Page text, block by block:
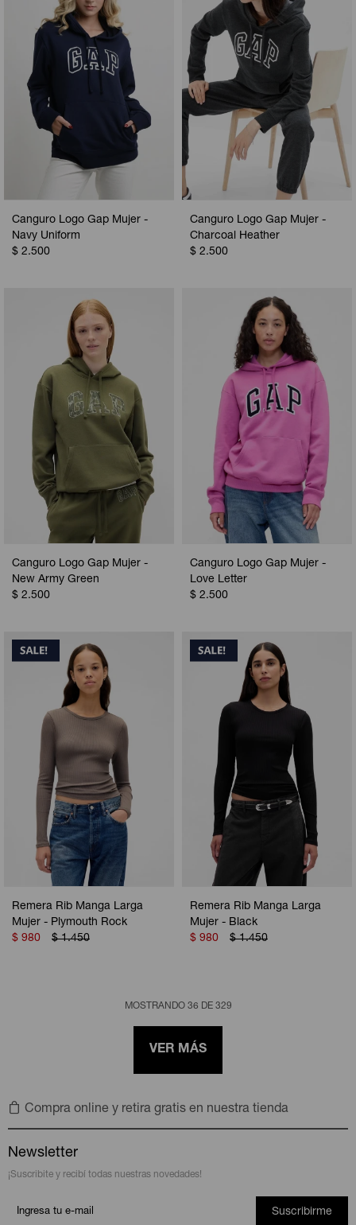
Canguro Logo Gap Mujer -
Navy Uniform
$ 2.500
Canguro Logo Gap Mujer -
Charcoal Heather
$ 2.500
Canguro Logo Gap Mujer -
New Army Green
$ 2.500
Canguro Logo Gap Mujer -
Love Letter
$ 2.500
Remera Rib Manga Larga
Mujer - Plymouth Rock
$ 980 $ 1.450
Remera Rib Manga Larga
Mujer - Black
$ 980 $ 1.450
MOSTRANDO 36 DE 329
VER MÁS
Compra online y retira gratis en nuestra tienda
Newsletter
¡Suscribite y recibí todas nuestras novedades!
Suscribirme